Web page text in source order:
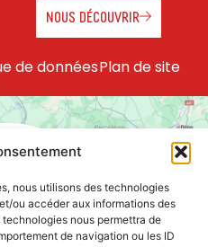
nous utilisons des technologies
ou accéder aux informations des
nous permettra de
de navigation ou les ID
NOUS DÉCOUVRIR
de donnéesPlan de site
et en Europe